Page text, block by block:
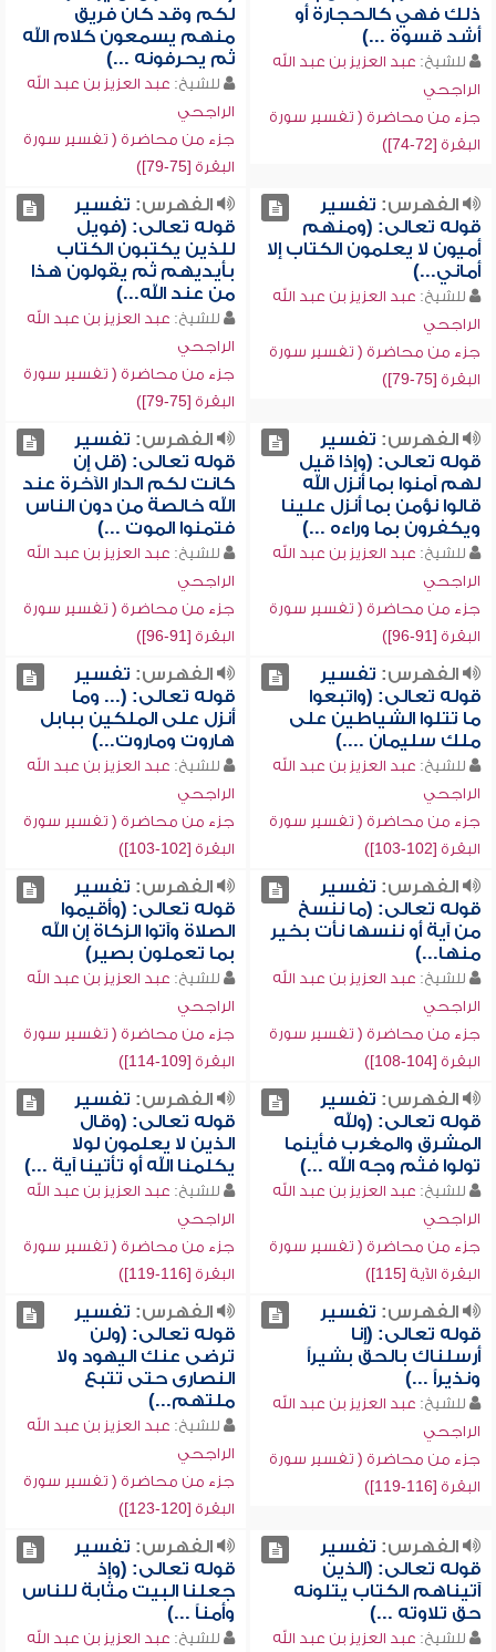
ذلك فهي كالحجارة أو
أشد قسوة ...)
للشيخ: عبد العزيز بن عبد الله
الراجحي
جزء من محاضرة ( تفسير سورة
البقرة [72-74])
لكم وقد كان فريق
منهم يسمعون كلام الله
ثم يحرفونه ...)
للشيخ: عبد العزيز بن عبد الله
الراجحي
جزء من محاضرة ( تفسير سورة
البقرة [75-79])
الفهرس: تفسير
قوله تعالى: (ومنهم
أميون لا يعلمون الكتاب إلا
أماني...)
للشيخ: عبد العزيز بن عبد الله
الراجحي
جزء من محاضرة ( تفسير سورة
البقرة [75-79])
الفهرس: تفسير
قوله تعالى: (فويل
للذين يكتبون الكتاب
بأيديهم ثم يقولون هذا
من عند الله...)
للشيخ: عبد العزيز بن عبد الله
الراجحي
جزء من محاضرة ( تفسير سورة
البقرة [75-79])
الفهرس: تفسير
قوله تعالى: (وإذا قيل
لهم آمنوا بما أنزل الله
قالوا نؤمن بما أنزل علينا
ويكفرون بما وراءه ...)
للشيخ: عبد العزيز بن عبد الله
الراجحي
جزء من محاضرة ( تفسير سورة
البقرة [91-96])
الفهرس: تفسير
قوله تعالى: (قل إن
كانت لكم الدار الآخرة عند
الله خالصة من دون الناس
فتمنوا الموت ...)
للشيخ: عبد العزيز بن عبد الله
الراجحي
جزء من محاضرة ( تفسير سورة
البقرة [91-96])
الفهرس: تفسير
قوله تعالى: (واتبعوا
ما تتلوا الشياطين على
ملك سليمان ....)
للشيخ: عبد العزيز بن عبد الله
الراجحي
جزء من محاضرة ( تفسير سورة
البقرة [102-103])
الفهرس: تفسير
قوله تعالى: (... وما
أنزل على الملكين ببابل
هاروت وماروت...)
للشيخ: عبد العزيز بن عبد الله
الراجحي
جزء من محاضرة ( تفسير سورة
البقرة [102-103])
الفهرس: تفسير
قوله تعالى: (ما ننسخ
من آية أو ننسها نأت بخير
منها...)
للشيخ: عبد العزيز بن عبد الله
الراجحي
جزء من محاضرة ( تفسير سورة
البقرة [104-108])
الفهرس: تفسير
قوله تعالى: (وأقيموا
الصلاة وآتوا الزكاة إن الله
بما تعملون بصير)
للشيخ: عبد العزيز بن عبد الله
الراجحي
جزء من محاضرة ( تفسير سورة
البقرة [109-114])
الفهرس: تفسير
قوله تعالى: (ولله
المشرق والمغرب فأينما
تولوا فثم وجه الله ...)
للشيخ: عبد العزيز بن عبد الله
الراجحي
جزء من محاضرة ( تفسير سورة
البقرة الآية [115])
الفهرس: تفسير
قوله تعالى: (وقال
الذين لا يعلمون لولا
يكلمنا الله أو تأتينا آية ...)
للشيخ: عبد العزيز بن عبد الله
الراجحي
جزء من محاضرة ( تفسير سورة
البقرة [116-119])
الفهرس: تفسير
قوله تعالى: (إنا
أرسلناك بالحق بشيراً
ونذيراً ...)
للشيخ: عبد العزيز بن عبد الله
الراجحي
جزء من محاضرة ( تفسير سورة
البقرة [116-119])
الفهرس: تفسير
قوله تعالى: (ولن
ترضى عنك اليهود ولا
النصارى حتى تتبع
ملتهم...)
للشيخ: عبد العزيز بن عبد الله
الراجحي
جزء من محاضرة ( تفسير سورة
البقرة [120-123])
الفهرس: تفسير
قوله تعالى: (الذين
آتيناهم الكتاب يتلونه
حق تلاوته ...)
للشيخ: عبد العزيز بن عبد الله
الفهرس: تفسير
قوله تعالى: (وإذ
جعلنا البيت مثابة للناس
وأمناً ...)
للشيخ: عبد العزيز بن عبد الله